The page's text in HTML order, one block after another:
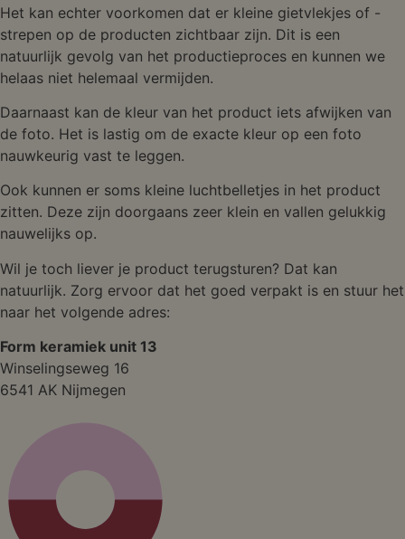
Het kan echter voorkomen dat er kleine gietvlekjes of -
strepen op de producten zichtbaar zijn. Dit is een
natuurlijk gevolg van het productieproces en kunnen we
helaas niet helemaal vermijden.
Daarnaast kan de kleur van het product iets afwijken van
de foto. Het is lastig om de exacte kleur op een foto
nauwkeurig vast te leggen.
Ook kunnen er soms kleine luchtbelletjes in het product
zitten. Deze zijn doorgaans zeer klein en vallen gelukkig
nauwelijks op.
Wil je toch liever je product terugsturen? Dat kan
natuurlijk. Zorg ervoor dat het goed verpakt is en stuur het
naar het volgende adres:
Form keramiek unit 13
Winselingseweg 16
6541 AK Nijmegen